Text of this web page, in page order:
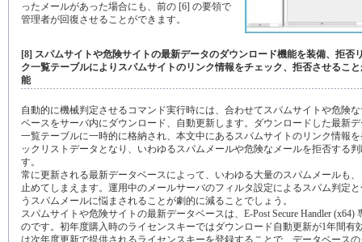
ったメールがあった場合にも、前の [6] の要領で
管理者が回復させることができます。
[8] スパムサイトや危険サイトの最新データのダウンロード機能を装備、拒否
ク一覧テーブルによりスパムサイトのリンク情報をチェック、拒否させること
能
自動的に機械判定させるコマンド実行時には、合わせてスパムサイトや危険
ベースをサーバ内にダウンロード、自動更新します。ダウンロードした最新
一覧テーブルに一時的に格納され、本文中にあるスパムサイトのリンク情報
ックリストデータとなり、いわゆるスパムメールや危険なメールを拒否する
す。
常に更新される最新データベースによって、いわゆる大量のスパムメールも
止めてしまえます。運用中のメールサーバのフィルタ設定によるスパム判定
うスパムメールに悩まされることが劇的に減ることでしょう。
スパムサイトや危険サイトの最新データベースは、E-Post Secure Handler (x64)
のです。初年度購入時のライセンスキーではダウンロード自動更新が1年間有
は次年度更新で提供されるライセンスキーを登録することで、データベース